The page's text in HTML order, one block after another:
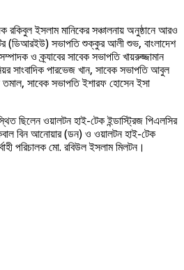
রকিবুল ইসলাম মানিকের সঞ্চালনায় অনুষ্ঠানে আরও
(ডিআরইউ) সভাপতি শুক্কুর আলী শুভ, বাংলাদেশ
ও ক্র্যাবের সাবেক সভাপতি খায়রুজ্জামান
সাংবাদিক পারভেজ খান, সাবেক সভাপতি আবুল
তমাল, সাবেক সভাপতি ইশারফ হোসেন ইসা
ছিলেন ওয়ালটন হাই-টেক ইন্ডাস্ট্রিজ পিএলসির
বিন আনোয়ার (ডন) ও ওয়ালটন হাই-টেক
পরিচালক মো. রবিউল ইসলাম মিলটন।